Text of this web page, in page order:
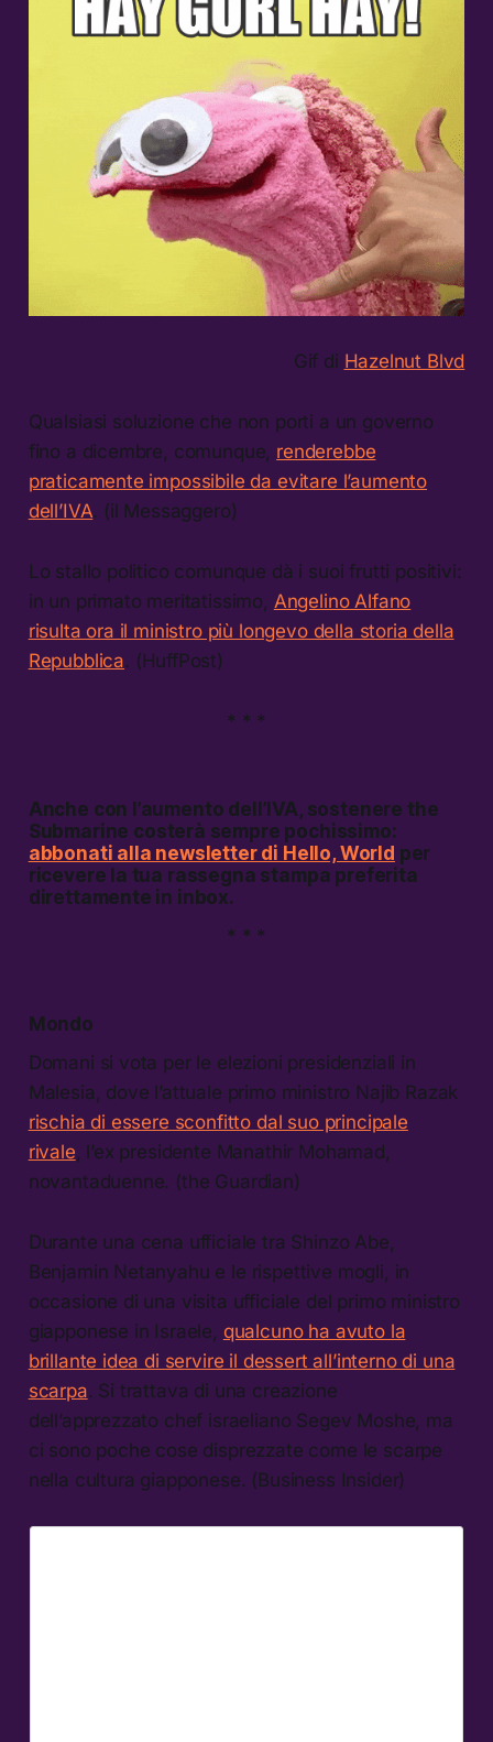
Gif di Hazelnut Blvd
Qualsiasi soluzione che non porti a un governo
fino a dicembre, comunque, renderebbe
praticamente impossibile da evitare l’aumento
dell’IVA. (il Messaggero)
Lo stallo politico comunque dà i suoi frutti positivi:
in un primato meritatissimo, Angelino Alfano
risulta ora il ministro più longevo della storia della
Repubblica. (HuffPost)
* * *
Anche con l’aumento dell’IVA, sostenere the
Submarine costerà sempre pochissimo:
abbonati alla newsletter di Hello, World per
ricevere la tua rassegna stampa preferita
direttamente in inbox.
* * *
Mondo
Domani si vota per le elezioni presidenziali in
Malesia, dove l’attuale primo ministro Najib Razak
rischia di essere sconfitto dal suo principale
rivale, l’ex presidente Manathir Mohamad,
novantaduenne. (the Guardian)
Durante una cena ufficiale tra Shinzo Abe,
Benjamin Netanyahu e le rispettive mogli, in
occasione di una visita ufficiale del primo ministro
giapponese in Israele, qualcuno ha avuto la
brillante idea di servire il dessert all’interno di una
scarpa. Si trattava di una creazione
dell’apprezzato chef israeliano Segev Moshe, ma
ci sono poche cose disprezzate come le scarpe
nella cultura giapponese. (Business Insider)